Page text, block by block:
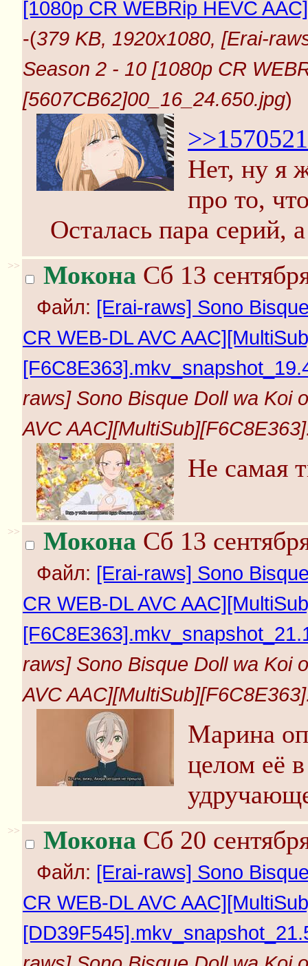
[1080p CR WEBRip HEVC
-(379 KB, 1920x1080, [Erai-
Season 2 - 10 [1080p CR
[5607CB62]00_16_24.650.jpg)
>>1570521
Нет, ну я
про то,
Осталась пара серий,
>> Мокона Сб 13
Файл: [Erai-raws] Sono
CR WEB-DL AVC
raws] Sono Bisque Doll wa Koi
AVC
Не самая
>> Мокона Сб 13
Файл: [Erai-raws] Sono
CR WEB-DL AVC
raws] Sono Bisque Doll wa Koi
AVC
Марина
целом её
>> Мокона Сб 20
Файл: [Erai-raws] Sono
CR WEB-DL AVC